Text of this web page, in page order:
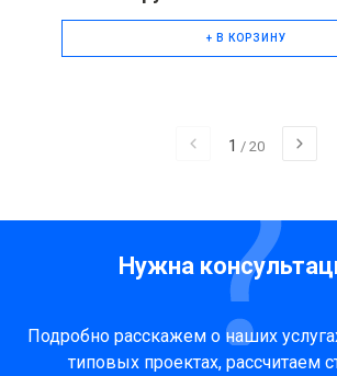
+ В КОРЗИНУ
1 / 20
Нужна
Подробно расскажем о наших
типовых проектах, рассчитаем